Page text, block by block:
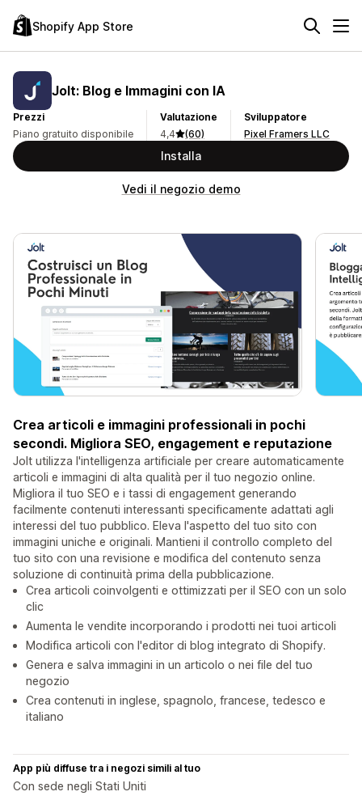
Shopify App Store
Jolt: Blog e Immagini con IA
Prezzi
Piano gratuito disponibile
Valutazione
4,4
(60)
Sviluppatore
Pixel Framers LLC
Installa
Vedi il negozio demo
Crea articoli e immagini professionali in pochi
secondi. Migliora SEO, engagement e reputazione
Jolt utilizza l'intelligenza artificiale per creare automaticamente
articoli e immagini di alta qualità per il tuo negozio online.
Migliora il tuo SEO e i tassi di engagement generando
facilmente contenuti interessanti specificamente adattati agli
interessi del tuo pubblico. Eleva l'aspetto del tuo sito con
immagini uniche e originali. Mantieni il controllo completo del
tuo sito con una revisione e modifica del contenuto senza
soluzione di continuità prima della pubblicazione.
Crea articoli coinvolgenti e ottimizzati per il SEO con un solo
clic
Aumenta le vendite incorporando i prodotti nei tuoi articoli
Modifica articoli con l'editor di blog integrato di Shopify.
Genera e salva immagini in un articolo o nei file del tuo
negozio
Crea contenuti in inglese, spagnolo, francese, tedesco e
italiano
App più diffuse tra i negozi simili al tuo
Con sede negli Stati Uniti